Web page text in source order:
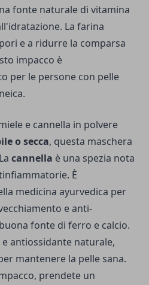
fonte naturale di vitamina
La farina
e a ridurre la comparsa
impacco è
per le persone con pelle
e cannella in polvere
o secca, questa maschera
cannella è una spezia nota
È
medicina ayurvedica per
e anti-
fonte di ferro e calcio.
antiossidante naturale,
mantenere la pelle sana.
prendete un